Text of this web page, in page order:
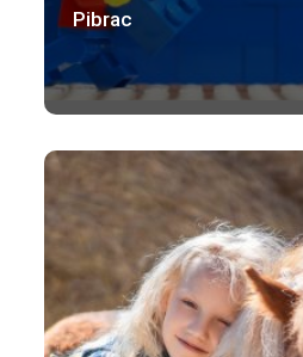
Pibrac